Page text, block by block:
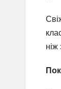
ніж